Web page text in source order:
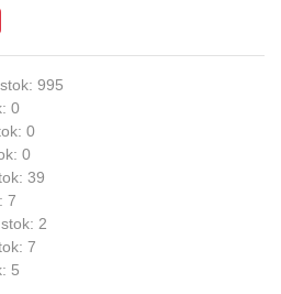
995
0
0
0
39
7
2
7
5